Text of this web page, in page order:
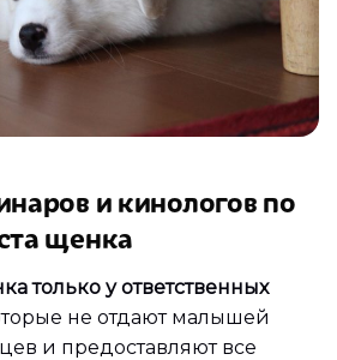
и кинологов по
щенка
только у ответственных
не отдают малышей
и предоставляют все